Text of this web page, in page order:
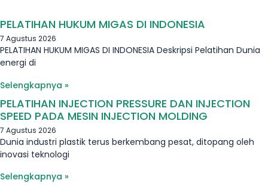
PELATIHAN HUKUM MIGAS DI INDONESIA
7 Agustus 2026
PELATIHAN HUKUM MIGAS DI INDONESIA Deskripsi Pelatihan Dunia
energi di
Selengkapnya »
PELATIHAN INJECTION PRESSURE DAN INJECTION
SPEED PADA MESIN INJECTION MOLDING
7 Agustus 2026
Dunia industri plastik terus berkembang pesat, ditopang oleh
inovasi teknologi
Selengkapnya »